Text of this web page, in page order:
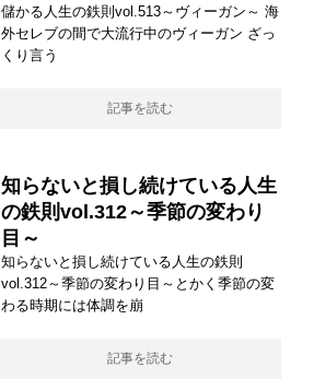
儲かる人生の鉄則vol.513～ヴィーガン～ 海
外セレブの間で大流行中のヴィーガン ざっ
くり言う
記事を読む
知らないと損し続けている人生
の鉄則vol.312～季節の変わり
目～
知らないと損し続けている人生の鉄則
vol.312～季節の変わり目～とかく季節の変
わる時期には体調を崩
記事を読む